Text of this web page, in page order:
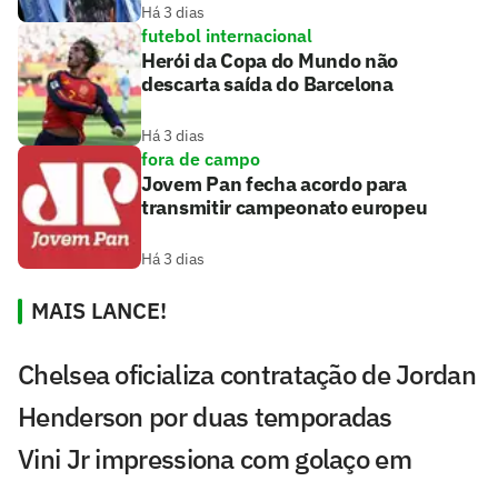
Há 3 dias
futebol internacional
Herói da Copa do Mundo não
descarta saída do Barcelona
Há 3 dias
fora de campo
Jovem Pan fecha acordo para
transmitir campeonato europeu
Há 3 dias
MAIS LANCE!
Chelsea oficializa contratação de Jordan
Henderson por duas temporadas
Vini Jr impressiona com golaço em